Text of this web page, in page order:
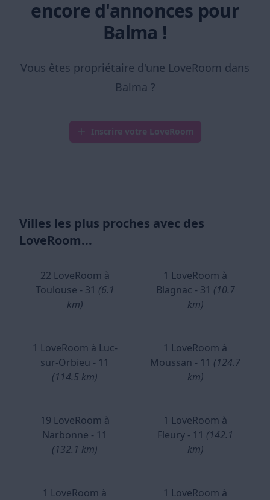
encore d'annonces pour
Balma !
Vous êtes propriétaire d'une LoveRoom dans
Balma ?
Inscrire votre LoveRoom
Villes les plus proches avec des
LoveRoom...
22 LoveRoom à
Toulouse - 31 (6.1
km)
1 LoveRoom à
Blagnac - 31 (10.7
km)
1 LoveRoom à Luc-
sur-Orbieu - 11
(114.5 km)
1 LoveRoom à
Moussan - 11 (124.7
km)
19 LoveRoom à
Narbonne - 11
(132.1 km)
1 LoveRoom à
Fleury - 11 (142.1
km)
1 LoveRoom à
1 LoveRoom à